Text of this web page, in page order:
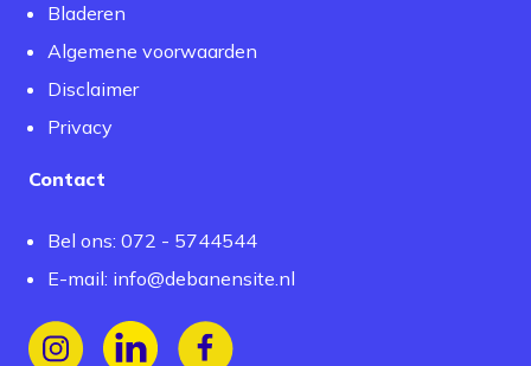
Bladeren
Algemene voorwaarden
Disclaimer
Privacy
Contact
Bel ons: 072 - 5744544
E-mail: info@debanensite.nl